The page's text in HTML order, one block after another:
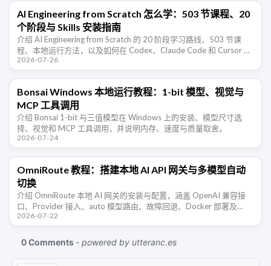
AI Engineering from Scratch 怎么学：503 节课程、20
个阶段与 Skills 安装指南
介绍 AI Engineering from Scratch 的 20 阶段学习路线、503 节课
程、本地运行方法，以及如何在 Codex、Claude Code 和 Cursor 中
安装配套 …
2026-07-26
Bonsai Windows 本地运行教程：1-bit 模型、视觉与
MCP 工具调用
介绍 Bonsai 1-bit 与三值模型在 Windows 上的安装、模型尺寸选
择、视觉和 MCP 工具调用，并说明内存、速度与质量取舍。
2026-07-24
OmniRoute 教程：搭建本地 AI API 网关与多模型自动
切换
介绍 OmniRoute 本地 AI 网关的安装与配置，涵盖 OpenAI 兼容接
口、Provider 接入、auto 模型路由、故障回退、Docker 部署及
MCP 安全。
2026-07-22